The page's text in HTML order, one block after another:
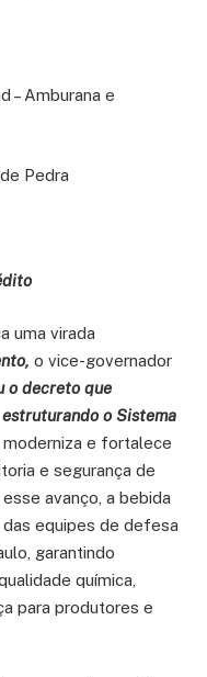
– Amburana e
Pedra
uma virada
o vice-governador
o decreto que
o Sistema
moderniza e fortalece
e segurança de
avanço, a bebida
equipes de defesa
garantindo
química,
para produtores e